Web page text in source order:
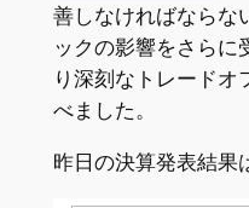
善しなければならな
ックの影響をさらに
り深刻なトレードオ
べました。
昨日の決算発表結果